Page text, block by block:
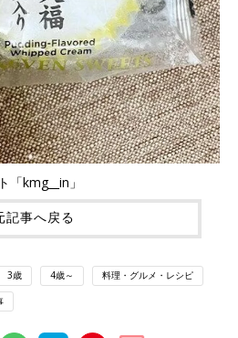
kmg__in」
記事へ戻る
3歳 4歳～ 料理・グルメ・レシピ